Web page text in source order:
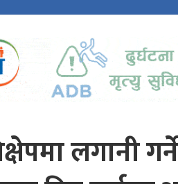
लगानी